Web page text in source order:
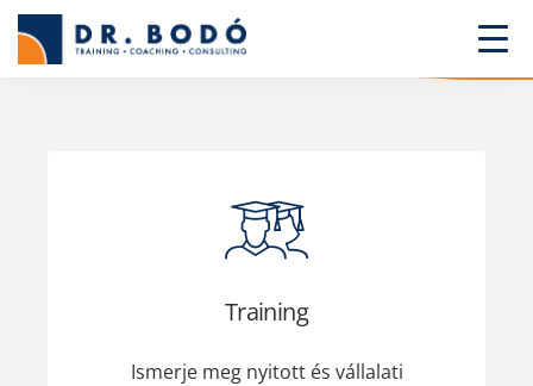
Training
Ismerje meg nyitott és vállalati